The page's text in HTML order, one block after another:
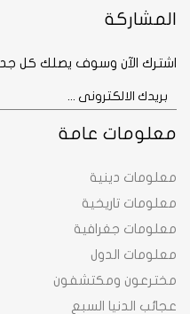
معلومات عامة
معلومات دينية
معلومات تاريخية
معلومات جغرافية
معلومات الدول
مخترعون ومكتشفون
عجائب الدنيا السبع
المشاركة
اشترك الآن وسوف يصلك كل جديد